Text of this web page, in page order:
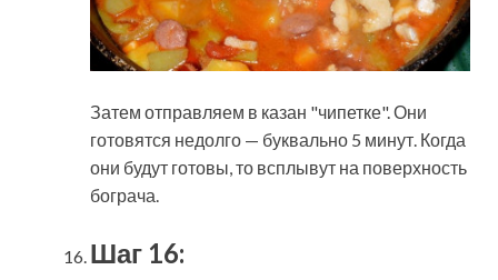
Затем отправляем в казан "чипетке". Они
готовятся недолго — буквально 5 минут. Когда
они будут готовы, то всплывут на поверхность
бограча.
Шаг 16: